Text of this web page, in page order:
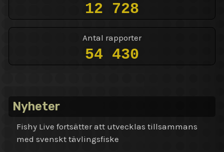
12 728
Antal rapporter
54 430
Nyheter
Fishy Live fortsätter att utvecklas tillsammans
med svenskt tävlingsfiske